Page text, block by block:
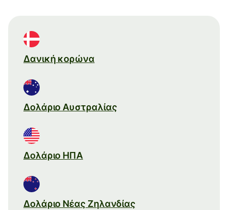
Δανική κορώνα
Δολάριο Αυστραλίας
Δολάριο ΗΠΑ
Δολάριο Νέας Ζηλανδίας